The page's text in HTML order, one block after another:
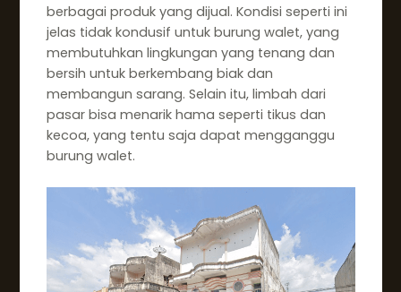
berbagai produk yang dijual. Kondisi seperti ini
jelas tidak kondusif untuk burung walet, yang
membutuhkan lingkungan yang tenang dan
bersih untuk berkembang biak dan
membangun sarang. Selain itu, limbah dari
pasar bisa menarik hama seperti tikus dan
kecoa, yang tentu saja dapat mengganggu
burung walet.